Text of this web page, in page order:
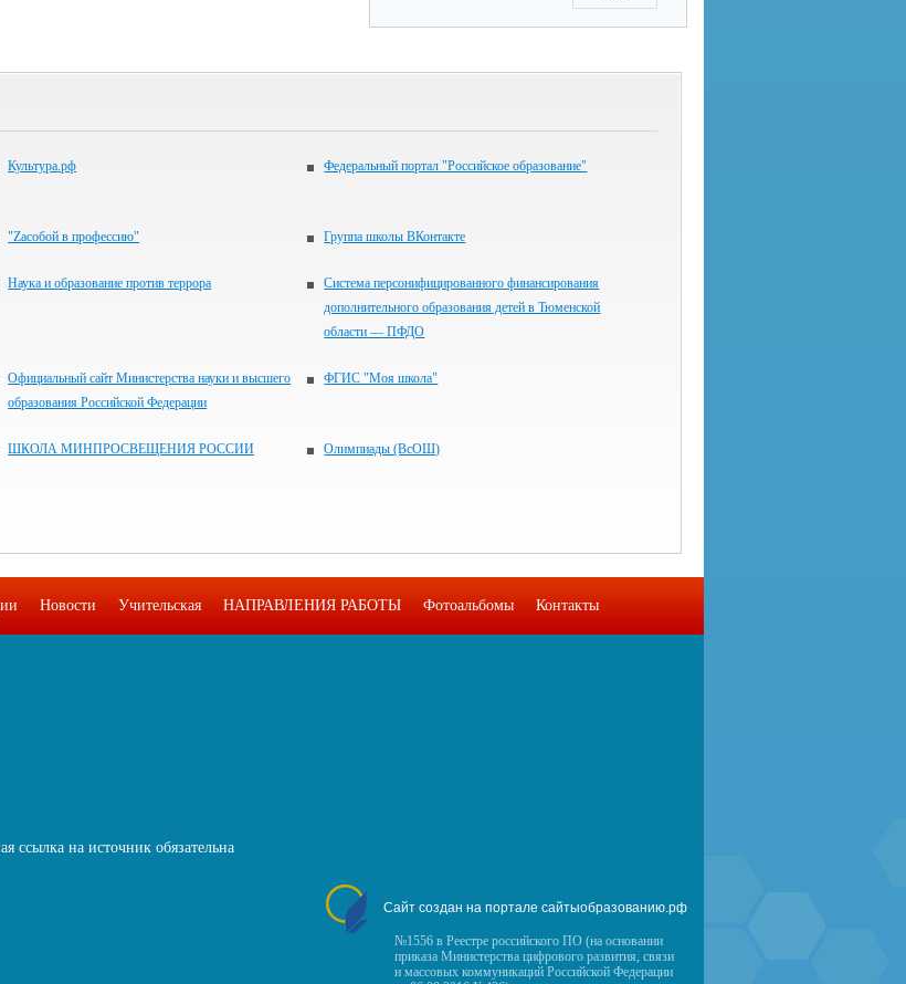
Культура.рф Федеральный портал "Российское образование"
"Zасобой в профессию" Группа школы ВКонтакте
Наука и образование против террора
Система персонифицированного финансирования
дополнительного образования детей в Тюменской
области — ПФДО
Официальный сайт Министерства науки и высшего
образования Российской Федерации
ФГИС "Моя школа"
ШКОЛА МИНПРОСВЕЩЕНИЯ РОССИИ Олимпиады (ВсОШ)
Новости Учительская НАПРАВЛЕНИЯ РАБОТЫ Фотоальбомы Контакты
ссылка на источник обязательна
Сайт создан на портале сайтыобразованию.рф
№1556 в Реестре российского ПО (на основании
приказа Министерства цифрового развития, связи
и массовых коммуникаций Российской Федерации